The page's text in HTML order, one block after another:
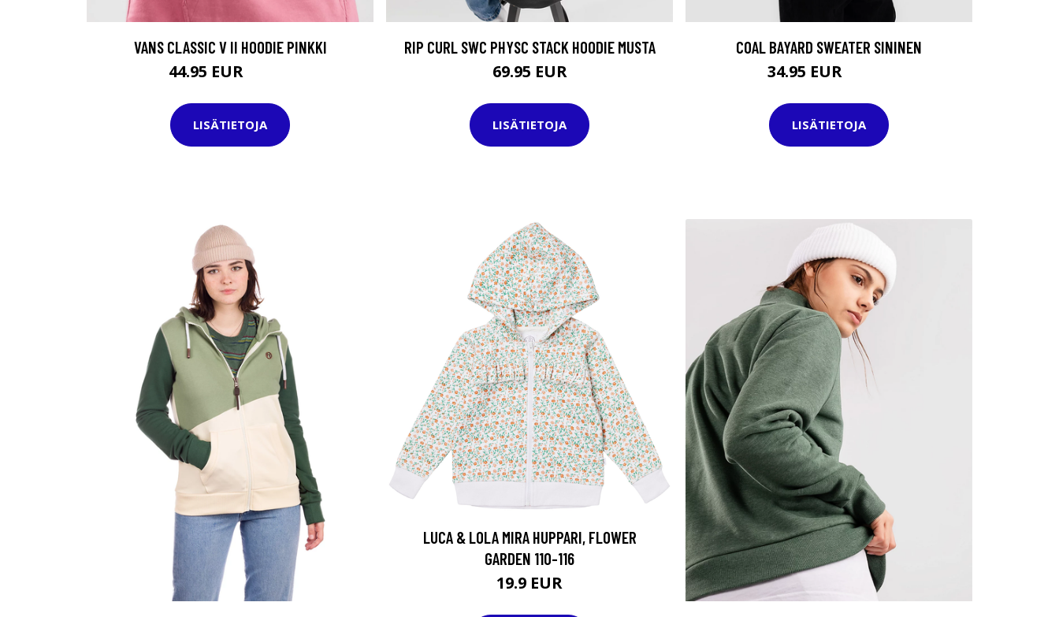
VANS CLASSIC V II HOODIE PINKKI
44.95 EUR
LISÄTIETOJA
RIP CURL SWC PHYSC STACK HOODIE MUSTA
69.95 EUR
LISÄTIETOJA
COAL BAYARD SWEATER SININEN
34.95 EUR
LISÄTIETOJA
LUCA & LOLA MIRA HUPPARI, FLOWER
GARDEN 110-116
19.9 EUR